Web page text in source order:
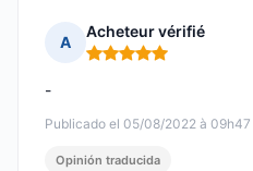
A
Acheteur vérifié
Nota: 5 de 5
Publicado el 05/08/2022 à 09h47
-
Opinión traducida